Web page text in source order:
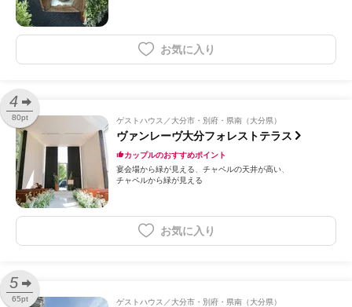
お気に入り
4
80pt ゲストハウス 大分市・別府・県南（大分県）
ヴァンレーヴ大分フォレストテラス
カップルのおすすめポイント
宴会場から緑が見える
チャペルの天井が高い
チャペルから緑が見える
お気に入り
5
65pt ゲストハウス 大分市・別府・県南（大分県）